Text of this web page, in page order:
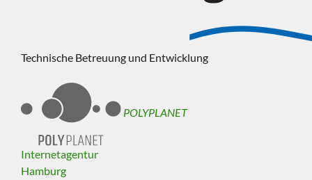
Technische Betreuung und Entwicklung
POLYPLANET
Internetagentur
Hamburg